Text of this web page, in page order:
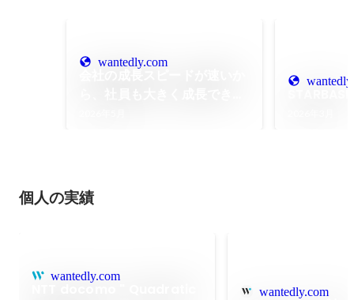
wantedly.com
個人の実績
wantedly.com
wantedly.com